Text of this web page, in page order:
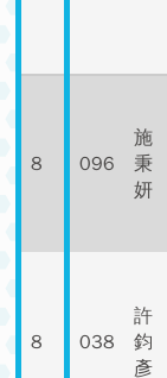
8 096
施
秉
妍
8 038
許
鈞
彥